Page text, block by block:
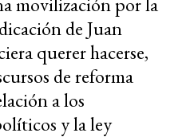
de Juan
querer hacerse,
de reforma
a los
y la ley